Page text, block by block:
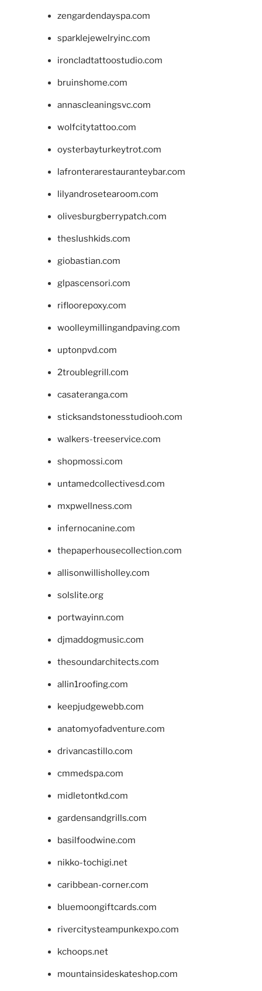
zengardendayspa.com
sparklejewelryinc.com
ironcladtattoostudio.com
bruinshome.com
annascleaningsvc.com
wolfcitytattoo.com
oysterbayturkeytrot.com
lafronterarestauranteybar.com
lilyandrosetearoom.com
olivesburgberrypatch.com
theslushkids.com
giobastian.com
glpascensori.com
rifloorepoxy.com
woolleymillingandpaving.com
uptonpvd.com
2troublegrill.com
casateranga.com
sticksandstonesstudiooh.com
walkers-treeservice.com
shopmossi.com
untamedcollectivesd.com
mxpwellness.com
infernocanine.com
thepaperhousecollection.com
allisonwillisholley.com
solslite.org
portwayinn.com
djmaddogmusic.com
thesoundarchitects.com
allin1roofing.com
keepjudgewebb.com
anatomyofadventure.com
drivancastillo.com
cmmedspa.com
midletontkd.com
gardensandgrills.com
basilfoodwine.com
nikko-tochigi.net
caribbean-corner.com
bluemoongiftcards.com
rivercitysteampunkexpo.com
kchoops.net
mountainsideskateshop.com